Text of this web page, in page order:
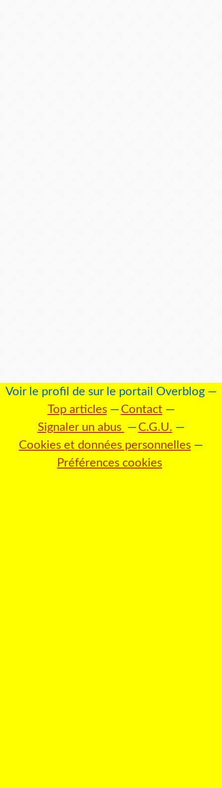
Voir le profil de sur le portail Overblog
Top articles
Contact
Signaler un abus
C.G.U.
Cookies et données personnelles
Préférences cookies